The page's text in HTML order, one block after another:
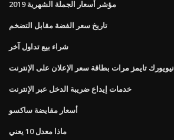
مؤشر أسعار الجملة الشهرية 2019
تاريخ سعر الفضة مقابل التضخم
شراء بيع تداول آخر
نيويورك تايمز مرات بطاقة سعر الإعلان على الإنترنت
خدمات إيداع ضريبة الدخل عبر الإنترنت
أسعار مقايضة ساكسو
ماذا معدل 10 يعني